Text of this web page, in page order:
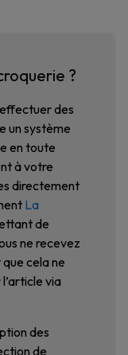
?
des
un système
en toute
à votre
directement
La
de
ne recevez
cela ne
via
des
de